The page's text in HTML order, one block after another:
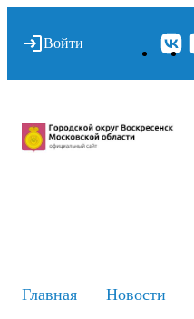
Войти
Главная Новости